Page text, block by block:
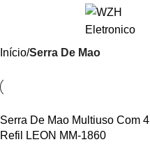
Início Serra De Mao
Serra De Mao Multiuso Com 4
Refil LEON MM-1860